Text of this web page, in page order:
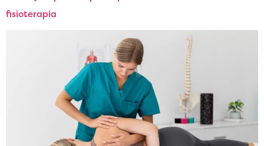
fisioterapia